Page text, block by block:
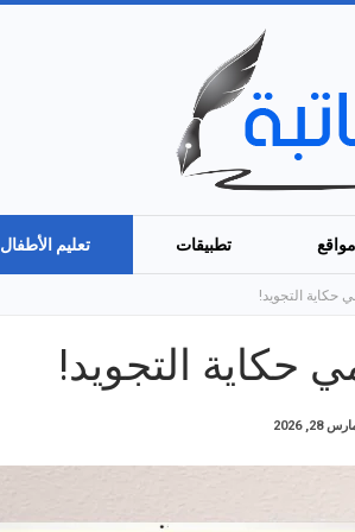
مواقع تطبيقات تعليم الأطفال
حكاية التجويد!
حكاية التجويد!
28, 2026